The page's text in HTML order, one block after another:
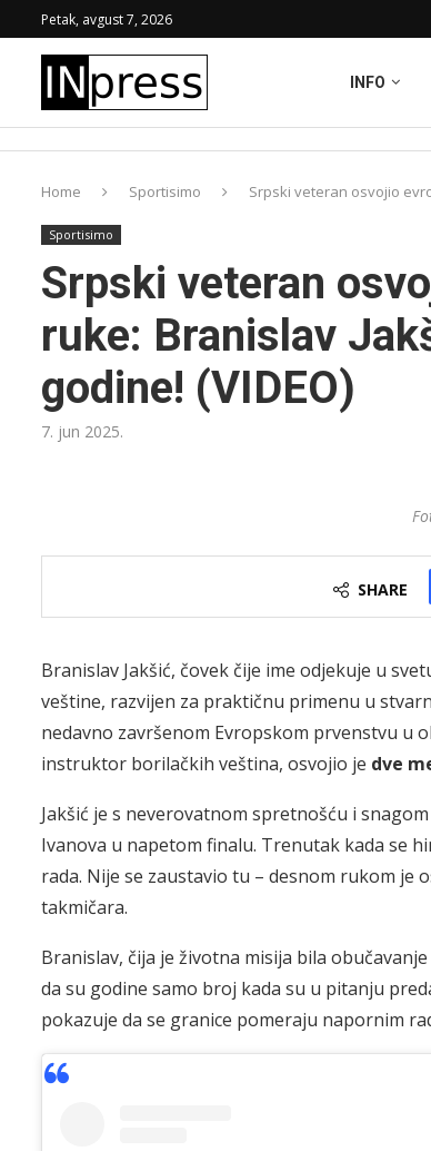
Petak, avgust 7, 2026
INFO
Home Sportisimo Srpski veteran osvojio
Sportisimo
Srpski veteran
ruke: Branislav
godine! (VIDEO)
7. jun 2025.
SHARE
Branislav Jakšić, čovek čije ime odjekuje u
veštine, razvijen za praktičnu primenu u
nedavno završenom Evropskom prvenstvu u
instruktor borilačkih veština, osvojio je dve
Jakšić je s neverovatnom spretnošću i
Ivanova u napetom finalu. Trenutak kada se
rada. Nije se zaustavio tu – desnom rukom je
takmičara.
Branislav, čija je životna misija bila
da su godine samo broj kada su u pitanju
pokazuje da se granice pomeraju napornim